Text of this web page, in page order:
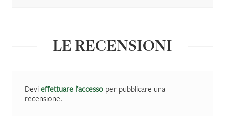
LE RECENSIONI
Devi effettuare l’accessoper pubblicare una
recensione.